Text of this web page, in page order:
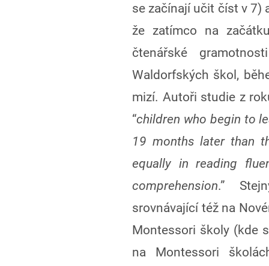
se začínají učit číst v 7)
že zatímco na
čtenářské
Waldorfských škol,
mizí. Autoři studie z
“children who begin to
19 months later than
equally in reading
comprehension.”
srovnávající též na
Montessori školy (kde
na Montessori